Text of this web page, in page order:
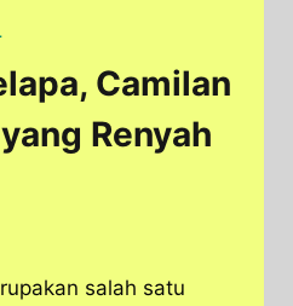
Camilan
Renyah
salah satu